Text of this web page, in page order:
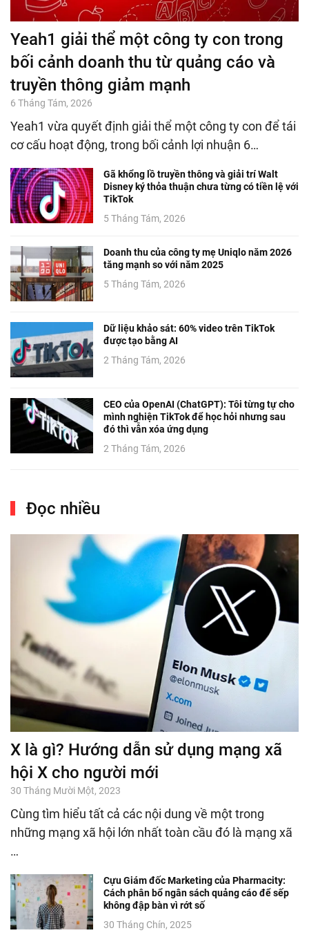
Yeah1 giải thể một công ty con trong
bối cảnh doanh thu từ quảng cáo và
truyền thông giảm mạnh
6 Tháng Tám, 2026
Yeah1 vừa quyết định giải thể một công ty con để tái
cơ cấu hoạt động, trong bối cảnh lợi nhuận 6…
Gã khổng lồ truyền thông và giải trí Walt
Disney ký thỏa thuận chưa từng có tiền lệ với
TikTok
5 Tháng Tám, 2026
Doanh thu của công ty mẹ Uniqlo năm 2026
tăng mạnh so với năm 2025
5 Tháng Tám, 2026
Dữ liệu khảo sát: 60% video trên TikTok
được tạo bằng AI
2 Tháng Tám, 2026
CEO của OpenAI (ChatGPT): Tôi từng tự cho
mình nghiện TikTok để học hỏi nhưng sau
đó thì vẫn xóa ứng dụng
2 Tháng Tám, 2026
Đọc nhiều
X là gì? Hướng dẫn sử dụng mạng xã
hội X cho người mới
30 Tháng Mười Một, 2023
Cùng tìm hiểu tất cả các nội dung về một trong
những mạng xã hội lớn nhất toàn cầu đó là mạng xã
…
Cựu Giám đốc Marketing của Pharmacity:
Cách phân bổ ngân sách quảng cáo để sếp
không đập bàn vì rớt số
30 Tháng Chín, 2025